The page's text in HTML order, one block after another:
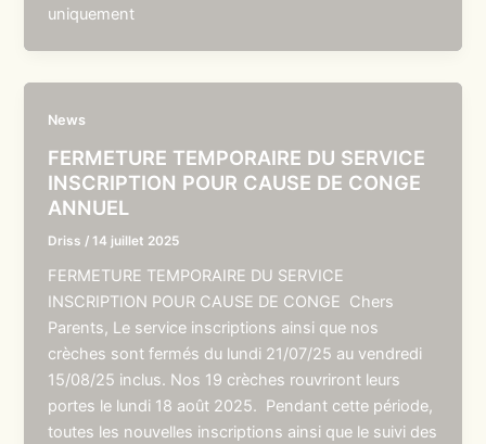
uniquement
News
FERMETURE TEMPORAIRE DU SERVICE
INSCRIPTION POUR CAUSE DE CONGE
ANNUEL
Driss /14 juillet 2025
FERMETURE TEMPORAIRE DU SERVICE
INSCRIPTION POUR CAUSE DE CONGE Chers
Parents, Le service inscriptions ainsi que nos
crèches sont fermés du lundi 21/07/25 au vendredi
15/08/25 inclus. Nos 19 crèches rouvriront leurs
portes le lundi 18 août 2025. Pendant cette période,
toutes les nouvelles inscriptions ainsi que le suivi des